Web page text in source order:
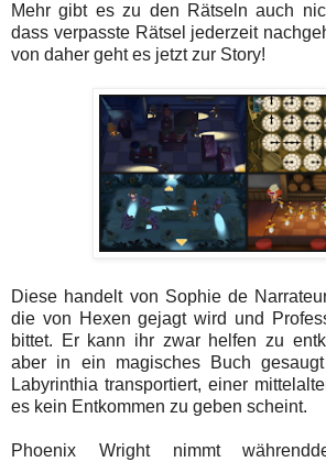
Mehr gibt es zu den Rätseln auch
dass verpasste Rätsel jederzeit
von daher geht es jetzt zur Story!
Diese handelt von Sophie de
die von Hexen gejagt wird und
bittet. Er kann ihr zwar helfen zu
aber in ein magisches Buch
Labyrinthia transportiert, einer
es kein Entkommen zu geben scheint.
Phoenix Wright nimmt